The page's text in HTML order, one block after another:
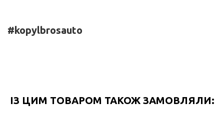
#kopylbrosauto
ІЗ ЦИМ ТОВАРОМ ТАКОЖ ЗАМОВЛЯЛИ: